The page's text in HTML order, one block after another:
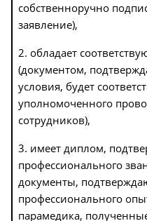
собственноручно
заявление),
2. обладает
(документом,
условия, будет
уполномоченного
сотрудников),
3. имеет диплом,
профессионального
документы,
профессионального
парамедика,